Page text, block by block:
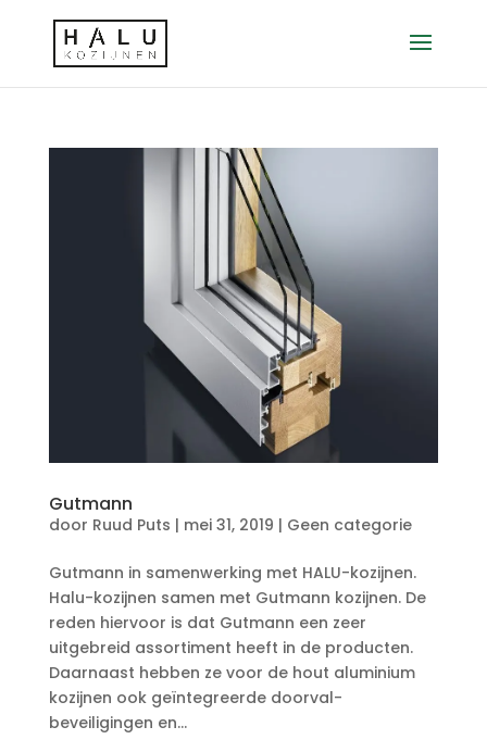
Gutmann
door Ruud Puts | mei 31, 2019 | Geen categorie
Gutmann in samenwerking met HALU-kozijnen.
Halu-kozijnen samen met Gutmann kozijnen. De
reden hiervoor is dat Gutmann een zeer
uitgebreid assortiment heeft in de producten.
Daarnaast hebben ze voor de hout aluminium
kozijnen ook geïntegreerde doorval-
beveiligingen en...